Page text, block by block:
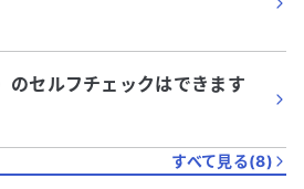
のセルフチェックはできます
すべて見る(8)